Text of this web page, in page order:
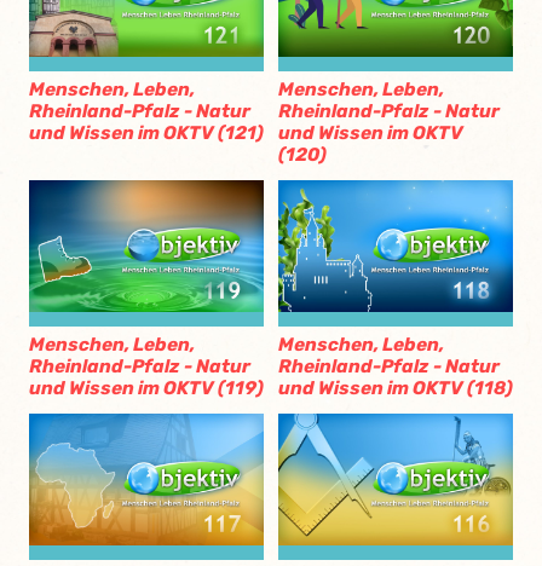
Menschen, Leben,
Rheinland-Pfalz - Natur
und Wissen im OKTV (121)
Menschen, Leben,
Rheinland-Pfalz - Natur
und Wissen im OKTV
(120)
Menschen, Leben,
Rheinland-Pfalz - Natur
und Wissen im OKTV (119)
Menschen, Leben,
Rheinland-Pfalz - Natur
und Wissen im OKTV (118)